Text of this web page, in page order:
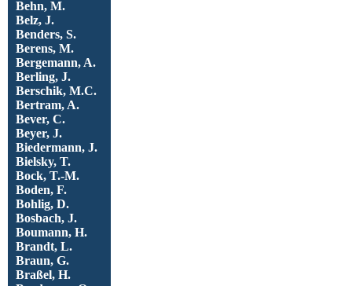
Behn, M.
Belz, J.
Benders, S.
Berens, M.
Bergemann, A.
Berling, J.
Berschik, M.C.
Bertram, A.
Bever, C.
Beyer, J.
Biedermann, J.
Bielsky, T.
Bock, T.-M.
Boden, F.
Bohlig, D.
Bosbach, J.
Boumann, H.
Brandt, L.
Braun, G.
Braßel, H.